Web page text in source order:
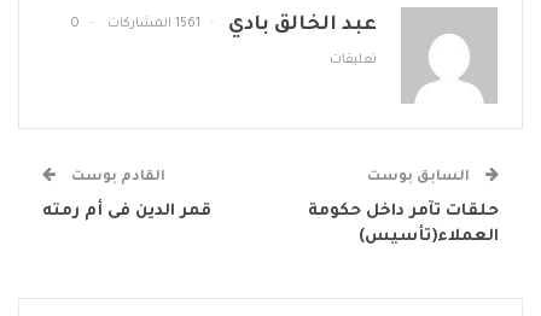
عبد الخالق بادي 1561 المشاركات 0
تعليقات
السابق بوست
حلقات تآمر داخل حكومة
العملاء(تأسيس)
القادم بوست
قمر الدين فى أم رمته